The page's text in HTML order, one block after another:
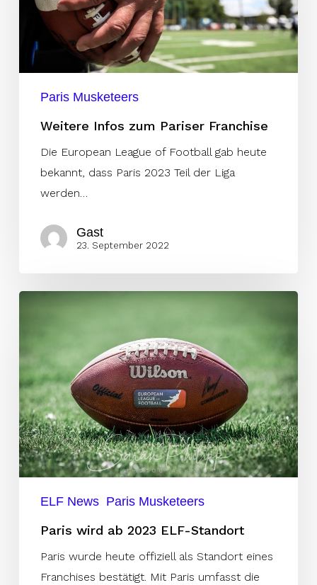
Franchise
Paris Musketeers
Weitere Infos zum Pariser Franchise
Die European League of Football gab heute
bekannt, dass Paris 2023 Teil der Liga
werden…
Gast
23. September 2022
ELF-
Standort
ELF News Paris Musketeers
Paris wird ab 2023 ELF-Standort
Paris wurde heute offiziell als Standort eines
Franchises bestätigt. Mit Paris umfasst die